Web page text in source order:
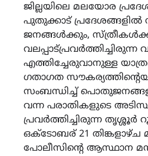
ജില്ലയിലെ മലയോര
പുതുക്കാട്
ജനങ്ങള്‍ക്കും,
എത്തിച്ചേരുവാനുള്ള
ഗതാഗത
സംബന്ധിച്ച്
വന്ന പരാതികളുടെ
പ്രവര്‍ത്തിച്ചിരുന്ന
ഒക്ടോബര് 21
പോലീസിന്റെ ആസ്ഥാന